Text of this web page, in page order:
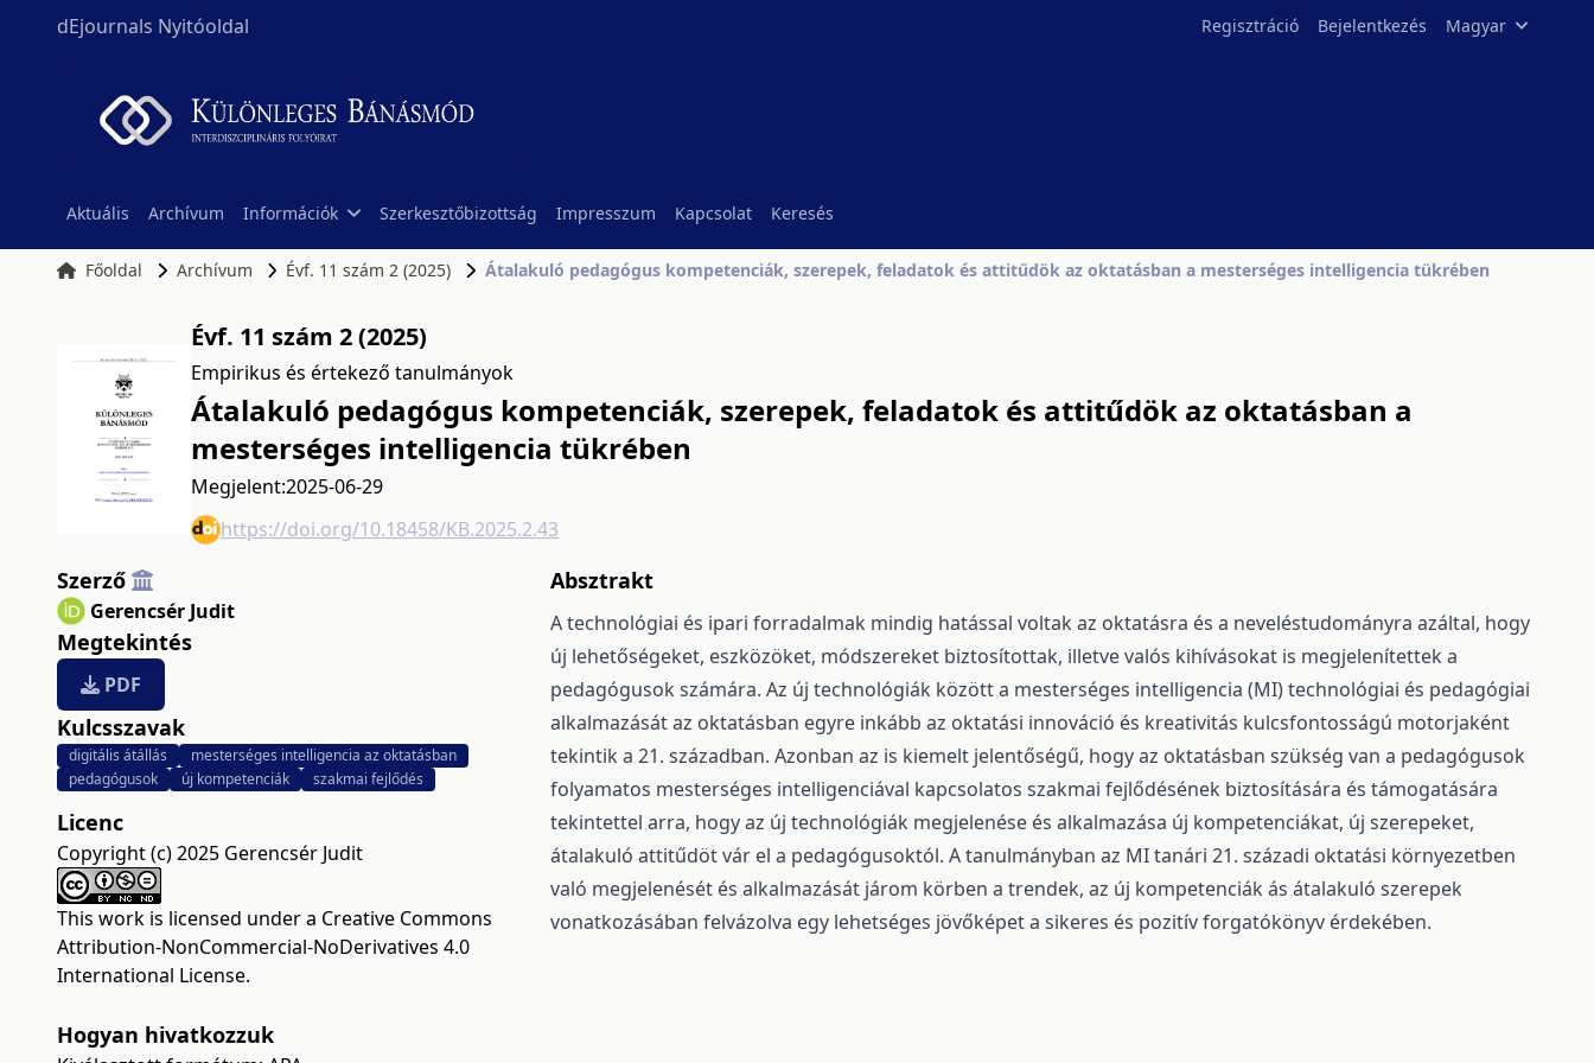
dEjournals Nyitóoldal Regisztráció Bejelentkezés Magyar
Aktuális Archívum Információk Szerkesztőbizottság Impresszum Kapcsolat Keresés
Főoldal Archívum Évf. 11 szám 2 (2025) Átalakuló pedagógus kompetenciák, szerepek, feladatok és attitűdök az oktatásban a mesterséges intelligencia tükrében
Évf. 11 szám 2 (2025)
Empirikus és értekező tanulmányok
Átalakuló pedagógus kompetenciák, szerepek, feladatok és attitűdök az oktatásban a
mesterséges intelligencia tükrében
Megjelent:2025-06-29
https://doi.org/10.18458/KB.2025.2.43
Szerző
Gerencsér Judit
Megtekintés
PDF
Kulcsszavak
digitális átállás
mesterséges intelligencia az oktatásban
pedagógusok
új kompetenciák szakmai fejlődés
Licenc
Copyright (c) 2025 Gerencsér Judit
This work is licensed under a Creative Commons
Attribution-NonCommercial-NoDerivatives 4.0
International License.
Hogyan hivatkozzuk
Absztrakt
A technológiai és ipari forradalmak mindig hatással voltak az oktatásra és a neveléstudományra azáltal, hogy
új lehetőségeket, eszközöket, módszereket biztosítottak, illetve valós kihívásokat is megjelenítettek a
pedagógusok számára. Az új technológiák között a mesterséges intelligencia (MI) technológiai és pedagógiai
alkalmazását az oktatásban egyre inkább az oktatási innováció és kreativitás kulcsfontosságú motorjaként
tekintik a 21. században. Azonban az is kiemelt jelentőségű, hogy az oktatásban szükség van a pedagógusok
folyamatos mesterséges intelligenciával kapcsolatos szakmai fejlődésének biztosítására és támogatására
tekintettel arra, hogy az új technológiák megjelenése és alkalmazása új kompetenciákat, új szerepeket,
átalakuló attitűdöt vár el a pedagógusoktól. A tanulmányban az MI tanári 21. századi oktatási környezetben
való megjelenését és alkalmazását járom körben a trendek, az új kompetenciák ás átalakuló szerepek
vonatkozásában felvázolva egy lehetséges jövőképet a sikeres és pozitív forgatókönyv érdekében.